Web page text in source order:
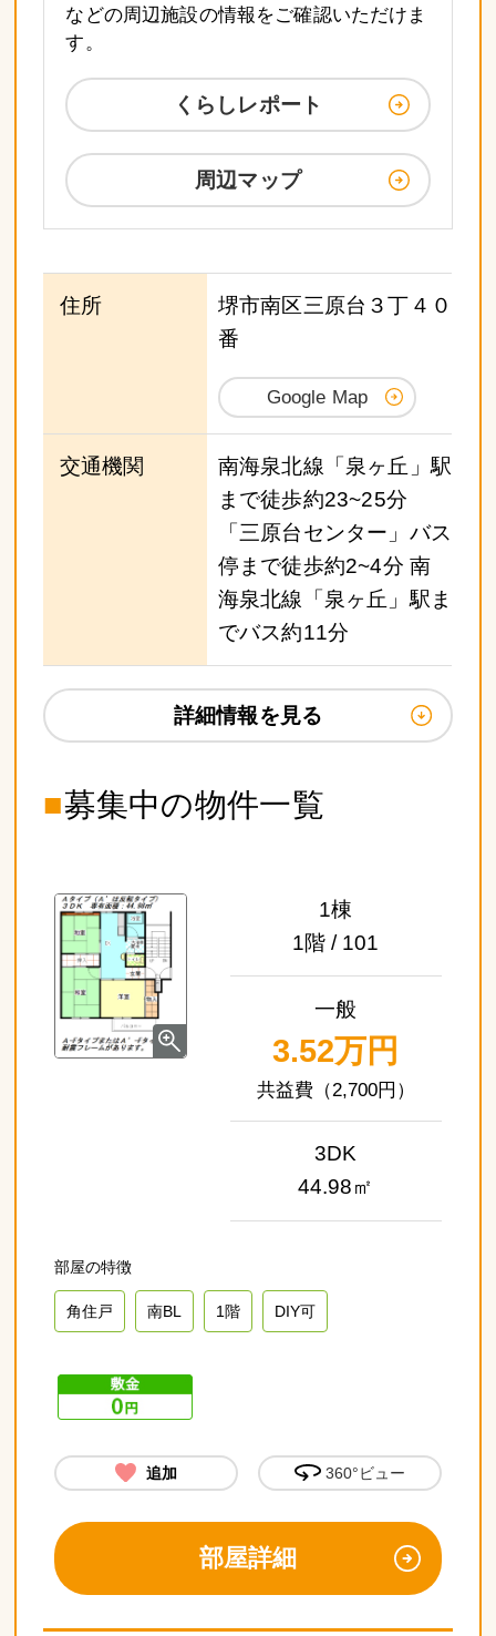
などの周辺施設の情報をご確認いただけま
す。
くらしレポート
周辺マップ
住所
堺市南区三原台３丁４０
番
Google Map
交通機関
南海泉北線「泉ヶ丘」駅
まで徒歩約23~25分
「三原台センター」バス
停まで徒歩約2~4分 南
海泉北線「泉ヶ丘」駅ま
でバス約11分
詳細情報を見る
■募集中の物件一覧
1棟
1階 / 101
一般
3.52万円
（2,700円）
3DK
44.98㎡
角住戸 南BL 1階 DIY可
追加 360°ビュー
部屋詳細